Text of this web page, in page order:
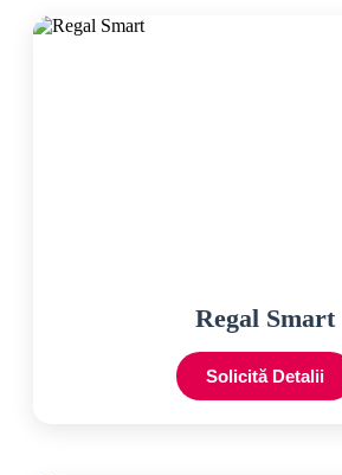
Regal Smart
Solicită Detalii